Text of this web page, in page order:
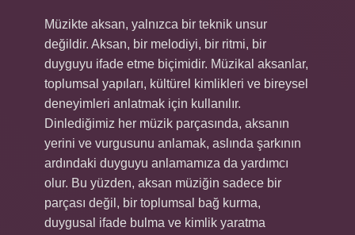
Müzikte aksan, yalnızca bir teknik unsur
değildir. Aksan, bir melodiyi, bir ritmi, bir
duyguyu ifade etme biçimidir. Müzikal aksanlar,
toplumsal yapıları, kültürel kimlikleri ve bireysel
deneyimleri anlatmak için kullanılır.
Dinlediğimiz her müzik parçasında, aksanın
yerini ve vurgusunu anlamak, aslında şarkının
ardındaki duyguyu anlamamıza da yardımcı
olur. Bu yüzden, aksan müziğin sadece bir
parçası değil, bir toplumsal bağ kurma,
duygusal ifade bulma ve kimlik yaratma